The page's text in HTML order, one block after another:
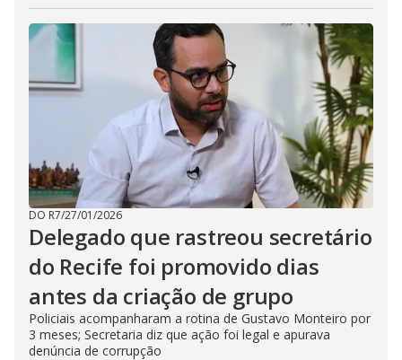
DO R7/27/01/2026
Delegado que rastreou secretário
do Recife foi promovido dias
antes da criação de grupo
Policiais acompanharam a rotina de Gustavo Monteiro por
3 meses; Secretaria diz que ação foi legal e apurava
denúncia de corrupção